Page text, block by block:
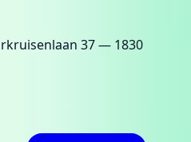
37— 1830